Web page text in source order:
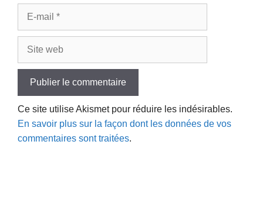
Ce site utilise Akismet pour réduire les indésirables.
En savoir plus sur la façon dont les données de vos
commentaires sont traitées.